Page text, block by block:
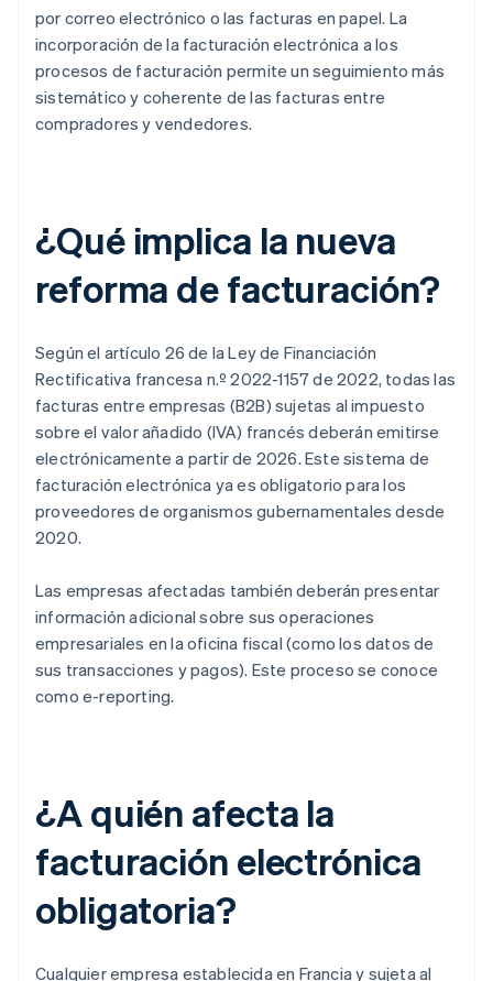
por correo electrónico o las facturas en papel. La
incorporación de la facturación electrónica a los
procesos de facturación permite un seguimiento más
sistemático y coherente de las facturas entre
compradores y vendedores.
¿Qué implica la nueva
reforma de facturación?
Según el artículo 26 de la Ley de Financiación
Rectificativa francesa n.º 2022-1157 de 2022, todas las
facturas entre empresas (B2B) sujetas al impuesto
sobre el valor añadido (IVA) francés deberán emitirse
electrónicamente a partir de 2026. Este sistema de
facturación electrónica ya es obligatorio para los
proveedores de organismos gubernamentales desde
2020.
Las empresas afectadas también deberán presentar
información adicional sobre sus operaciones
empresariales en la oficina fiscal (como los datos de
sus transacciones y pagos). Este proceso se conoce
como e-reporting.
¿A quién afecta la
facturación electrónica
obligatoria?
Cualquier empresa establecida en Francia y sujeta al